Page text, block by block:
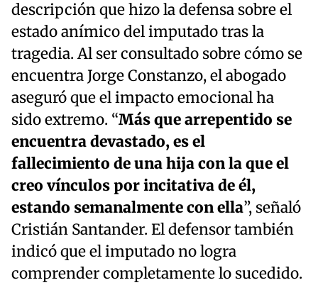
descripción que hizo la defensa sobre el
estado anímico del imputado tras la
tragedia. Al ser consultado sobre cómo se
encuentra Jorge Constanzo, el abogado
aseguró que el impacto emocional ha
sido extremo. “Más que arrepentido se
encuentra devastado, es el
fallecimiento de una hija con la que el
creo vínculos por incitativa de él,
estando semanalmente con ella”, señaló
Cristián Santander. El defensor también
indicó que el imputado no logra
comprender completamente lo sucedido.